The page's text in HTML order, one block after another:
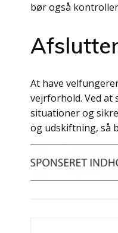
bør også
At have
vejrforhold. Ved at
situationer og
og udskiftning, så